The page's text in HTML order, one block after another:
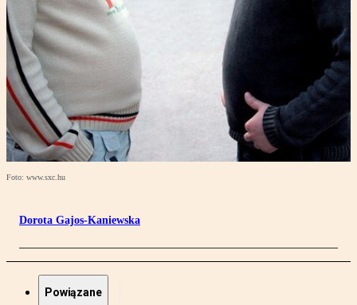
Foto: www.sxc.hu
Dorota Gajos-Kaniewska
Powiązane